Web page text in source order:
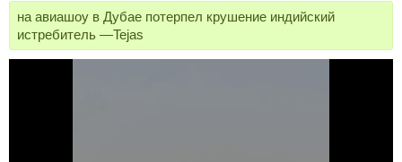
на авиашоу в Дубае потерпел крушение индийский
истребитель —Tejas